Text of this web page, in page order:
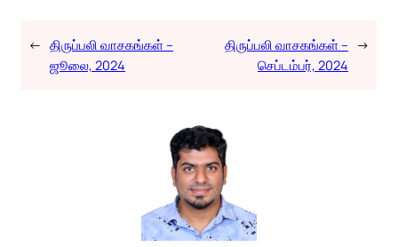
← திருப்பலி வாசகங்கள் –
ஜூலை, 2024
திருப்பலி வாசகங்கள் –
செப்டம்பர், 2024
→